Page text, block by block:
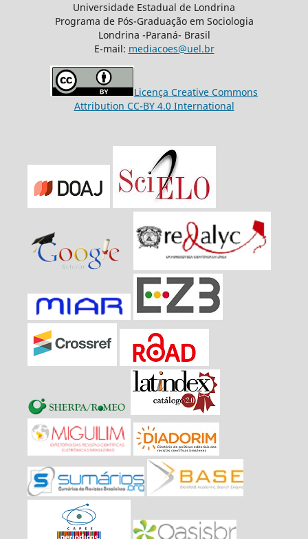
Universidade Estadual de Londrina
Programa de Pós-Graduação em Sociologia
Londrina -Paraná- Brasil
E-mail: mediacoes@uel.br
Licença Creative Commons
Attribution CC-BY 4.0 International